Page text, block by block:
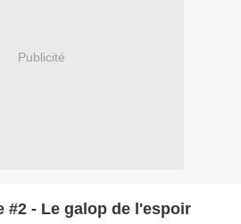
Publicité
#2 - Le galop de l'espoir